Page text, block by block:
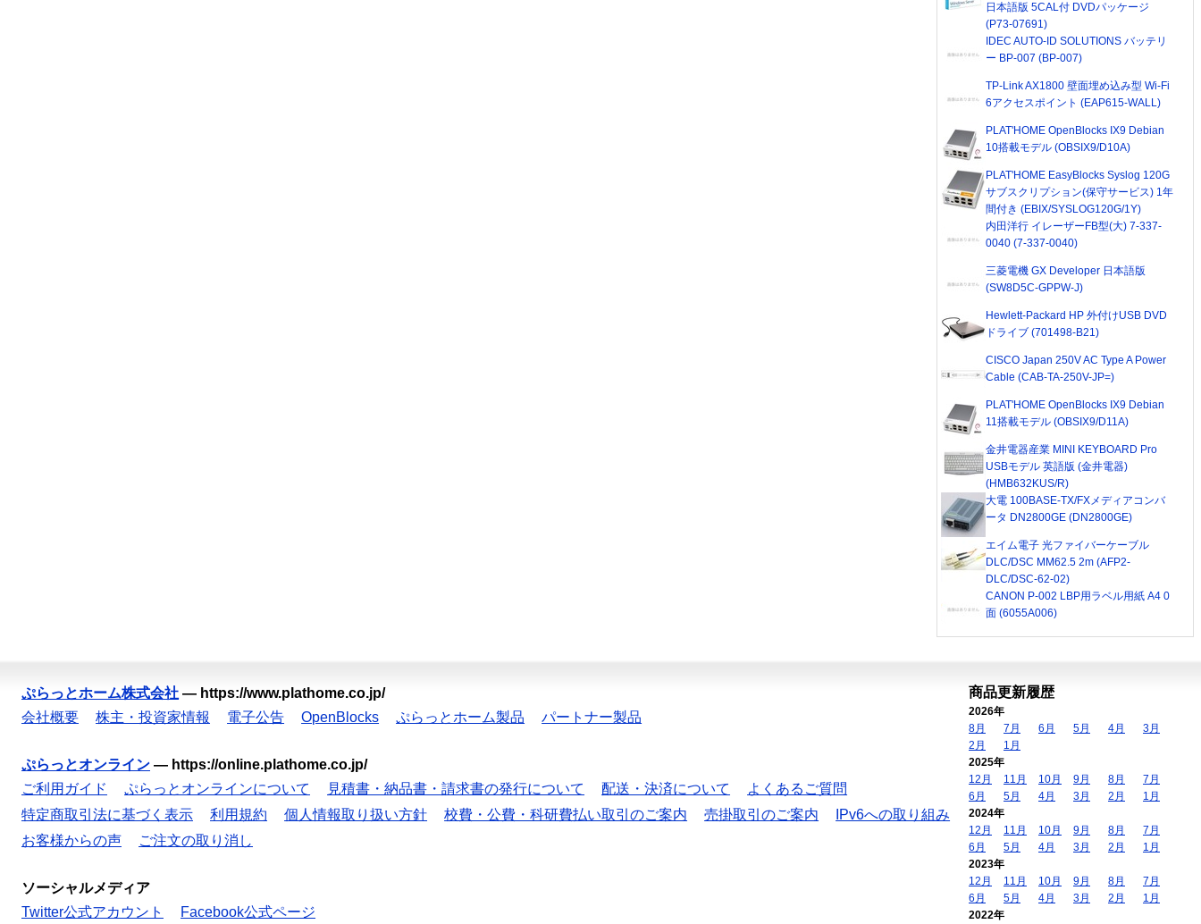
日本語版 5CAL付 DVDパッケージ
(P73-07691)
IDEC AUTO-ID SOLUTIONS バッテリ
ー BP-007 (BP-007)
TP-Link AX1800 壁面埋め込み型 Wi-Fi
6アクセスポイント (EAP615-WALL)
PLAT'HOME OpenBlocks IX9 Debian
10搭載モデル (OBSIX9/D10A)
PLAT'HOME EasyBlocks Syslog 120G
サブスクリプション(保守サービス) 1年
間付き (EBIX/SYSLOG120G/1Y)
内田洋行 イレーザーFB型(大) 7-337-
0040 (7-337-0040)
三菱電機 GX Developer 日本語版
(SW8D5C-GPPW-J)
Hewlett-Packard HP 外付けUSB DVD
ドライブ (701498-B21)
CISCO Japan 250V AC Type A Power
Cable (CAB-TA-250V-JP=)
PLAT'HOME OpenBlocks IX9 Debian
11搭載モデル (OBSIX9/D11A)
金井電器産業 MINI KEYBOARD Pro
USBモデル 英語版 (金井電器)
(HMB632KUS/R)
大電 100BASE-TX/FXメディアコンバ
ータ DN2800GE (DN2800GE)
エイム電子 光ファイバーケーブル
DLC/DSC MM62.5 2m (AFP2-
DLC/DSC-62-02)
CANON P-002 LBP用ラベル用紙 A4 0
面 (6055A006)
ぷらっとホーム株式会社 — https://www.plathome.co.jp/
会社概要
株主・投資家情報 電子公告 OpenBlocks ぷらっとホーム製品 パートナー製品
ぷらっとオンライン — https://online.plathome.co.jp/
ご利用ガイド
ぷらっとオンラインについて 見積書・納品書・請求書の発行について 配送・決済について
よくあるご質問
特定商取引法に基づく表示
利用規約 個人情報取り扱い方針 校費・公費・科研費払い取引のご案内 売掛取引のご案内
IPv6への取り組み
お客様からの声
ご注文の取り消し
ソーシャルメディア
Twitter公式アカウント
Facebook公式ページ
商品更新履歴
2026年
8月
7月 6月 5月 4月
3月
2月
1月
2025年
12月
11月 10月 9月 8月
7月
6月
5月 4月 3月 2月
1月
2024年
12月
11月 10月 9月 8月
7月
6月
5月 4月 3月 2月
1月
2023年
12月
11月 10月 9月 8月
7月
6月
5月 4月 3月 2月
1月
2022年